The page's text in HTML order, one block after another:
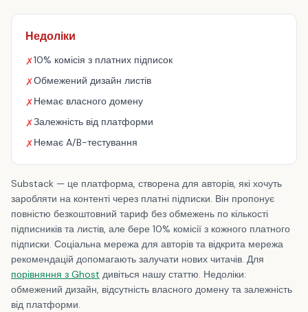
Недоліки
✗10% комісія з платних підписок
✗Обмежений дизайн листів
✗Немає власного домену
✗Залежність від платформи
✗Немає A/B-тестування
Substack — це платформа, створена для авторів, які хочуть
заробляти на контенті через платні підписки. Він пропонує
повністю безкоштовний тариф без обмежень по кількості
підписників та листів, але бере 10% комісії з кожного платного
підписки. Соціальна мережа для авторів та відкрита мережа
рекомендацій допомагають залучати нових читачів. Для
порівняння з Ghost дивіться нашу статтю. Недоліки:
обмежений дизайн, відсутність власного домену та залежність
від платформи.